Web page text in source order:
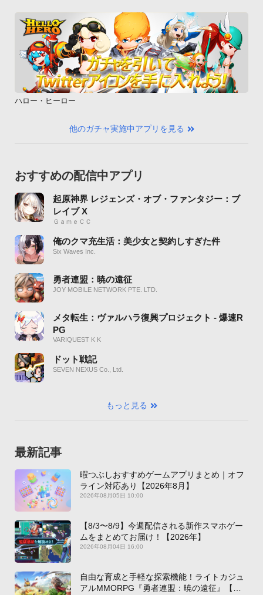
ハロー・ヒーロー
他のガチャ実施中アプリを見る
おすすめの配信中アプリ
起原神界 レジェンズ・オブ・ファンタジー：ブ
レイブ X
ＧａｍｅＣＣ
俺のクマ充生活：美少女と契約しすぎた件
Six Waves Inc.
勇者連盟：暁の遠征
JOY MOBILE NETWORK PTE. LTD.
メタ転生：ヴァルハラ復興プロジェクト - 爆速R
PG
VARIQUEST K K
ドット戦記
SEVEN NEXUS Co., Ltd.
もっと見る
最新記事
暇つぶしおすすめゲームアプリまとめ｜オフ
ライン対応あり【2026年8月】
2026年08月05日 10:00
【8/3〜8/9】今週配信される新作スマホゲー
ムをまとめてお届け！【2026年】
2026年08月04日 16:00
自由な育成と手軽な探索機能！ライトカジュ
アルMMORPG『勇者連盟：暁の遠征』【最